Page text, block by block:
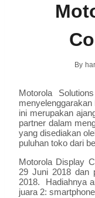
By
Motorola
ini merupakan
partner dalam
yang disediakan
puluhan toko dari
Motorola Display
29 Juni 2018 dan
2018. Hadiahnya
juara 2: